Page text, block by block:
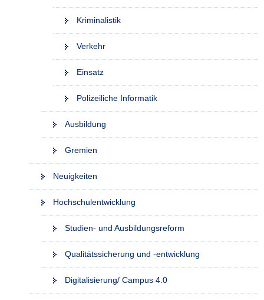
Kriminalistik
Verkehr
Einsatz
Polizeiliche Informatik
Ausbildung
Gremien
Neuigkeiten
Hochschulentwicklung
Studien- und Ausbildungsreform
Qualitätssicherung und -entwicklung
Digitalisierung/ Campus 4.0